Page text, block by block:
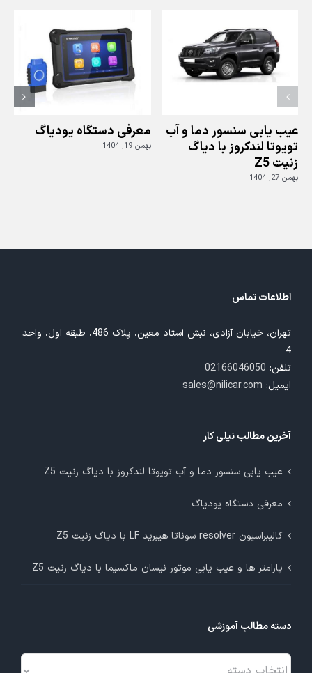
در
موتور
های
GDI
عیب یابی سنسور دما و آب
تویوتا لندکروز با دیاگ
زنیت Z5
بهمن 27, 1404
معرفی دستگاه یودیاگ
بهمن 19, 1404
اطلاعات تماس
تهران، خیابان آزادی، نبش استاد معین، پلاک 486، طبقه اول، واحد
4
تلفن: 02166046050
ایمیل: sales@nilicar.com
آخرین مطالب نیلی کار
عیب یابی سنسور دما و آب تویوتا لندکروز با دیاگ زنیت Z5
معرفی دستگاه یودیاگ
کالیبراسیون resolver سوناتا هیبرید LF با دیاگ زنیت Z5
پارامتر ها و عیب یابی موتور نیسان ماکسیما با دیاگ زنیت Z5
دسته مطالب آموزشی
دسته